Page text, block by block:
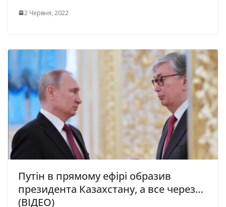
2 Червня, 2022
Путін в прямому ефірі образив
президента Казахстану, а все через…
(ВІДЕО)